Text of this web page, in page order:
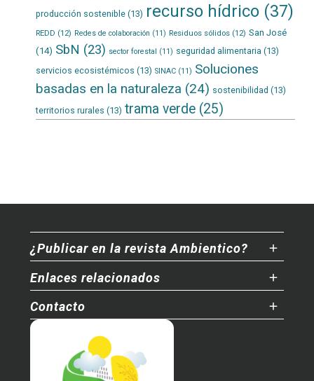
producción sostenible(13) recurso hídrico(37)
REDD (12) Redes de colaboración (11) Residuos sólidos(12) San José
(14) SbN (23) sector forestal (11) seguridad alimentaria (13)
servicios ecosistémicos (13) SINAC(11) Soluciones
basadas en la naturaleza (24) sostenibilidad (13)
territorios rurales (13) trama verde(25)
¿Publicar en la revista Ambientico?
Enlaces relacionados
Contacto